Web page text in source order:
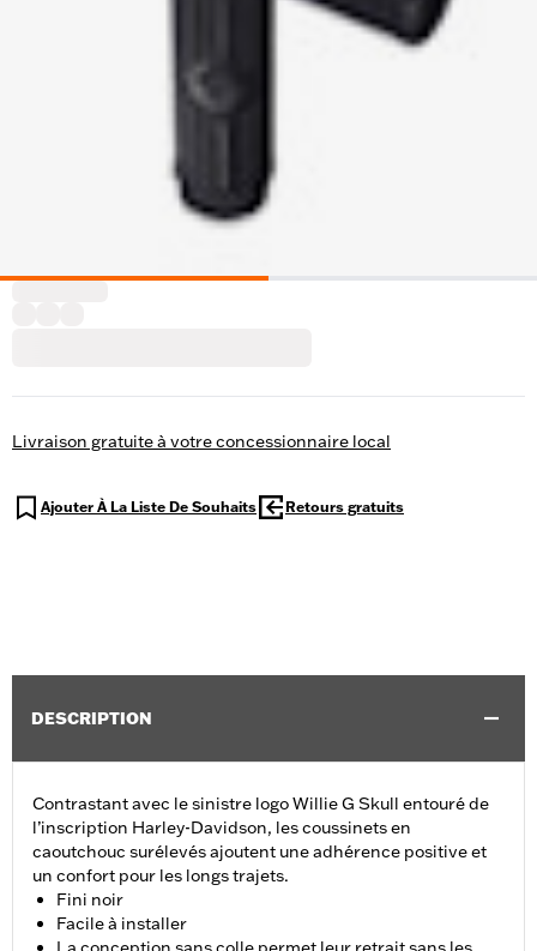
Livraison gratuite à votre concessionnaire local
Ajouter À La Liste De Souhaits Retours gratuits
DESCRIPTION
Contrastant avec le sinistre logo Willie G Skull entouré de
l’inscription Harley-Davidson, les coussinets en
caoutchouc surélevés ajoutent une adhérence positive et
un confort pour les longs trajets.
Fini noir
Facile à installer